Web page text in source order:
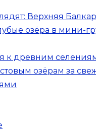
Верхняя
озёра в мини-
к древним
озёрам за